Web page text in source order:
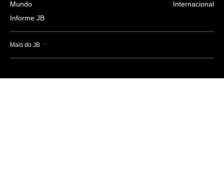
Mundo
Informe JB
Internacional
Mais do JB
Esportes